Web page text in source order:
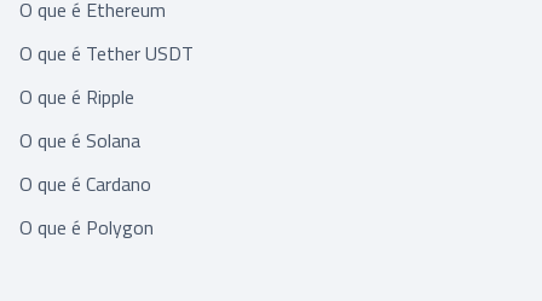
O que é Ethereum
O que é Tether USDT
O que é Ripple
O que é Solana
O que é Cardano
O que é Polygon